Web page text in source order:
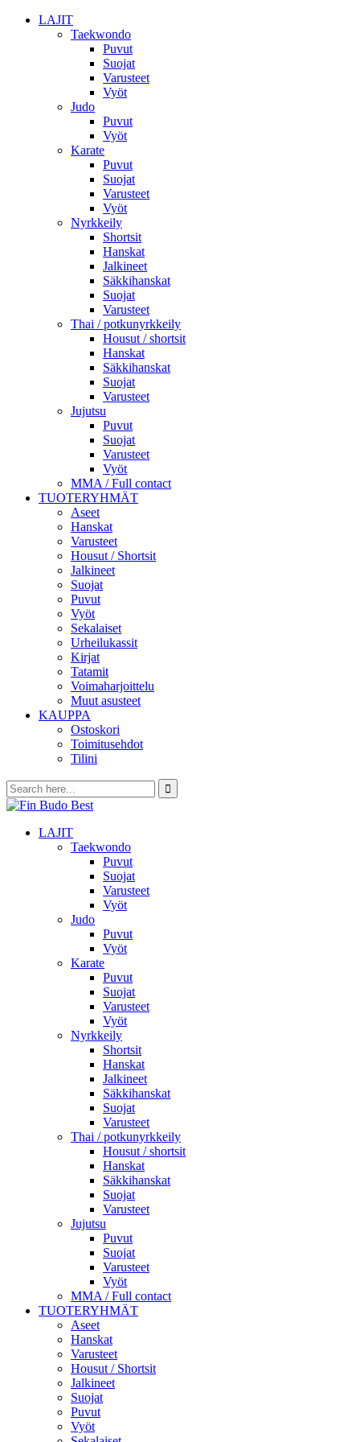
LAJIT
Taekwondo
Puvut
Suojat
Varusteet
Vyöt
Judo
Puvut
Vyöt
Karate
Puvut
Suojat
Varusteet
Vyöt
Nyrkkeily
Shortsit
Hanskat
Jalkineet
Säkkihanskat
Suojat
Varusteet
Thai / potkunyrkkeily
Housut / shortsit
Hanskat
Säkkihanskat
Suojat
Varusteet
Jujutsu
Puvut
Suojat
Varusteet
Vyöt
MMA / Full contact
TUOTERYHMÄT
Aseet
Hanskat
Varusteet
Housut / Shortsit
Jalkineet
Suojat
Puvut
Vyöt
Sekalaiset
Urheilukassit
Kirjat
Tatamit
Voimaharjoittelu
Muut asusteet
KAUPPA
Ostoskori
Toimitusehdot
Tilini
LAJIT
Taekwondo
Puvut
Suojat
Varusteet
Vyöt
Judo
Puvut
Vyöt
Karate
Puvut
Suojat
Varusteet
Vyöt
Nyrkkeily
Shortsit
Hanskat
Jalkineet
Säkkihanskat
Suojat
Varusteet
Thai / potkunyrkkeily
Housut / shortsit
Hanskat
Säkkihanskat
Suojat
Varusteet
Jujutsu
Puvut
Suojat
Varusteet
Vyöt
MMA / Full contact
TUOTERYHMÄT
Aseet
Hanskat
Varusteet
Housut / Shortsit
Jalkineet
Suojat
Puvut
Vyöt